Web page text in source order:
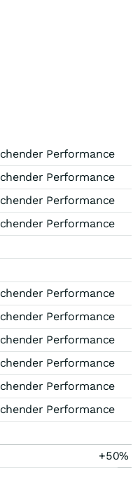
Performance
Performance
Performance
Performance
Performance
Performance
Performance
Performance
Performance
Performance
+50%